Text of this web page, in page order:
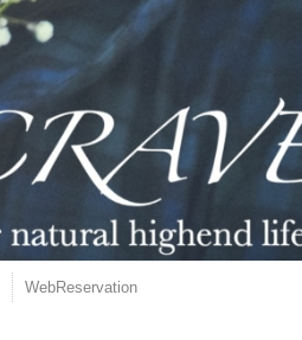
WebReservation